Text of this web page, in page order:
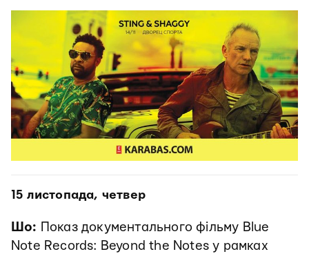
15 листопада, четвер
Шо: Показ документального фільму Blue
Note Records: Beyond the Notes у рамках